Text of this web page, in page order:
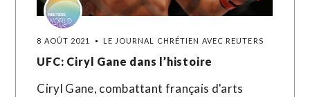
8 AOÛT 2021 LE JOURNAL CHRÉTIEN AVEC REUTERS
UFC: Ciryl Gane dans l’histoire
Ciryl Gane, combattant français d'arts